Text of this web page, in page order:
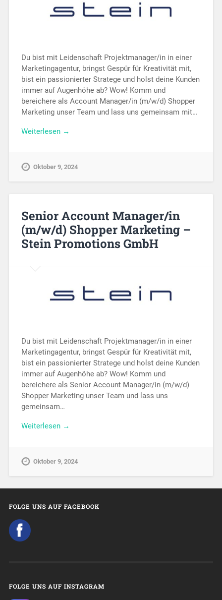
Du bist mit Leidenschaft Projektmanager/in in einer
Marketingagentur, bringst Gespür für Kreativität mit,
bist ein passionierter Stratege und holst deine Kunden
immer auf Augenhöhe ab? Wow! Komm und
bereichere als Account Manager/in (m/w/d) Shopper
Marketing unser Team und lass uns gemeinsam mit…
Weiterlesen →
Oktober 9, 2024
Senior Account Manager/in
(m/w/d) Shopper Marketing –
Stein Promotions GmbH
Du bist mit Leidenschaft Projektmanager/in in einer
Marketingagentur, bringst Gespür für Kreativität mit,
bist ein passionierter Stratege und holst deine Kunden
immer auf Augenhöhe ab? Wow! Komm und
bereichere als Senior Account Manager/in (m/w/d)
Shopper Marketing unser Team und lass uns
gemeinsam…
Weiterlesen →
Oktober 9, 2024
FOLGE UNS AUF FACEBOOK
FOLGE UNS AUF INSTAGRAM